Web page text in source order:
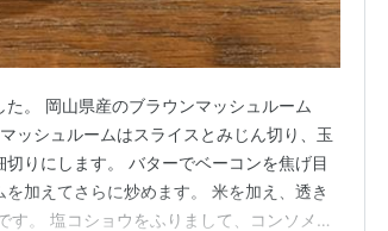
。 岡山県産のブラウンマッシュルーム
ッシュルームはスライスとみじん切り、玉
りにします。 バターでベーコンを焦げ目
加えてさらに炒めます。 米を加え、透き
。 塩コショウをふりまして、コンソメが